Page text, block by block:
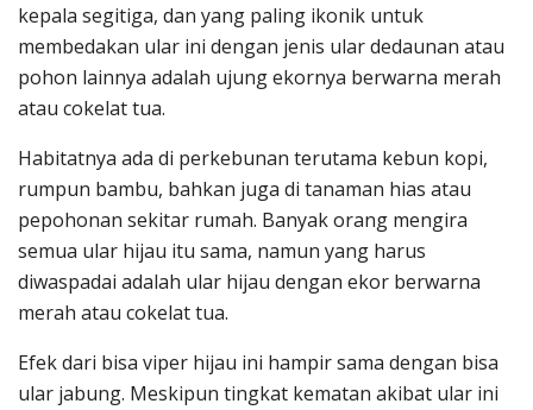
kepala segitiga, dan yang paling ikonik untuk
membedakan ular ini dengan jenis ular dedaunan atau
pohon lainnya adalah ujung ekornya berwarna merah
atau cokelat tua.
Habitatnya ada di perkebunan terutama kebun kopi,
rumpun bambu, bahkan juga di tanaman hias atau
pepohonan sekitar rumah. Banyak orang mengira
semua ular hijau itu sama, namun yang harus
diwaspadai adalah ular hijau dengan ekor berwarna
merah atau cokelat tua.
Efek dari bisa viper hijau ini hampir sama dengan bisa
ular jabung. Meskipun tingkat kematan akibat ular ini